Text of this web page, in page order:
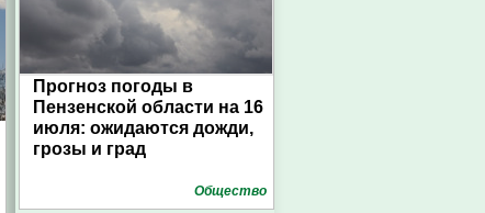
Прогноз погоды в
Пензенской области на 16
июля: ожидаются дожди,
грозы и град
Общество